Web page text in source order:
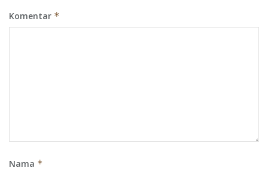
Komentar *
Nama *